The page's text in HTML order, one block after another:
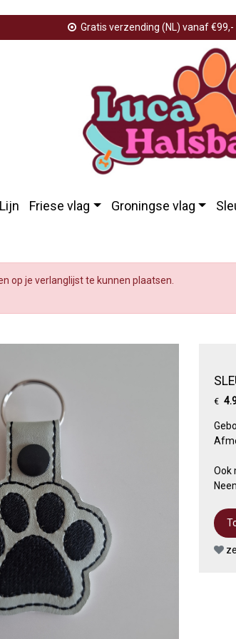
Gratis verzending (NL) vanaf €99,-
Friese vlag Groningse vlag
op je verlanglijst te kunnen plaatsen.
€
Ook